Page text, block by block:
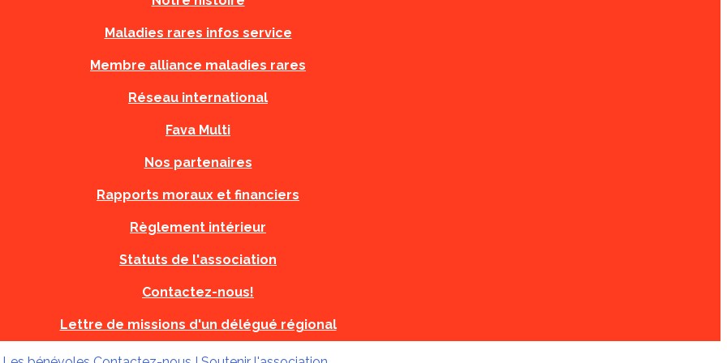
Maladies rares infos service
Membre alliance maladies rares
Réseau international
Fava Multi
Nos partenaires
Rapports moraux et financiers
Règlement intérieur
Statuts de l'association
Contactez-nous!
Lettre de missions d'un délégué régional